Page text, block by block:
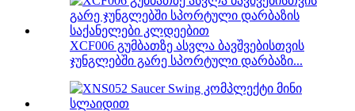
XCF006 გუმბათზე ასვლა ბავშვებისთვის
ჯუნგლებში გარე სპორტული დარბაზი...